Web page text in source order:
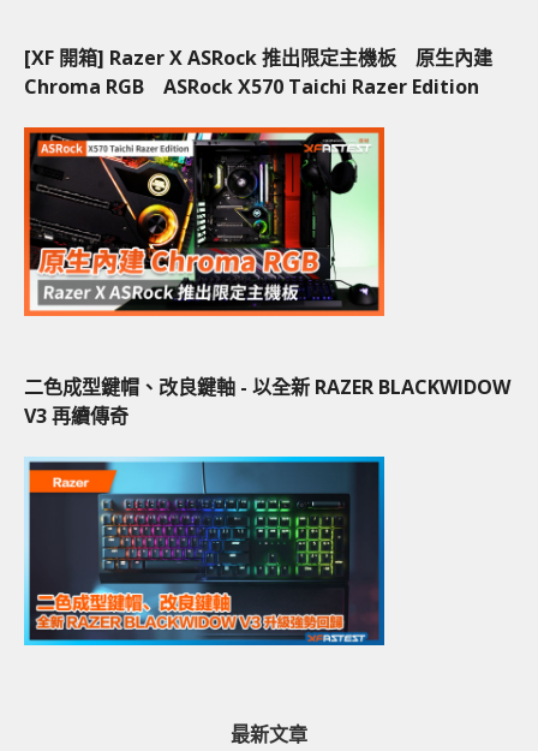
[XF 開箱] Razer X ASRock 推出限定主機板 原生內建
Chroma RGB ASRock X570 Taichi Razer Edition
二色成型鍵帽、改良鍵軸 - 以全新 RAZER BLACKWIDOW
V3 再續傳奇
最新文章